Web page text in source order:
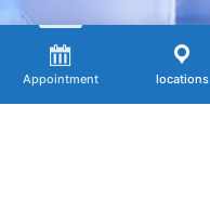
Appointment locations